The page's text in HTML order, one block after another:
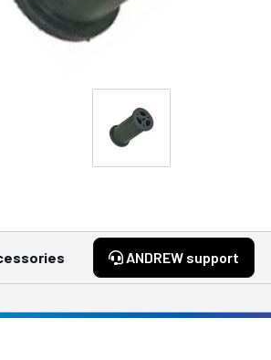
ANDREW support